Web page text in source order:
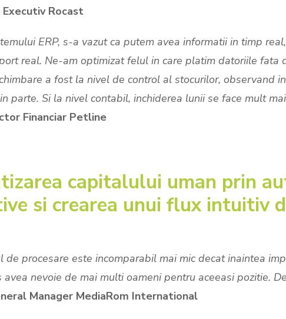
Rocast
ERP, s-a vazut ca putem avea informatii in timp
real. Ne-am optimizat felul in care platim datoriile
a fost la nivel de control al stocurilor, observand
parte. Si la nivel contabil, inchiderea lunii se face mult
Financiar Petline
capitalului uman prin
si crearea unui flux intuitiv
de procesare este incomparabil mai mic decat inaintea
avea nevoie de mai multi oameni pentru aceeasi pozitie.
Manager MediaRom International